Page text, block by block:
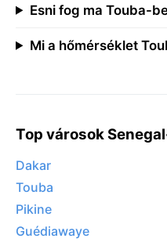
Esni fog ma Touba-
Mi a hőmérséklet
Top városok
Dakar
Touba
Pikine
Guédiawaye